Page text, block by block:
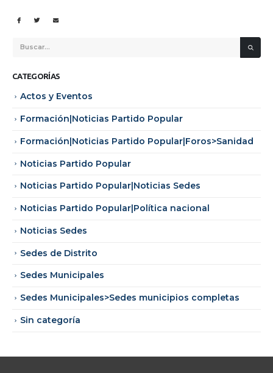
CATEGORÍAS
Actos y Eventos
Formación|Noticias Partido Popular
Formación|Noticias Partido Popular|Foros>Sanidad
Noticias Partido Popular
Noticias Partido Popular|Noticias Sedes
Noticias Partido Popular|Política nacional
Noticias Sedes
Sedes de Distrito
Sedes Municipales
Sedes Municipales>Sedes municipios completas
Sin categoría